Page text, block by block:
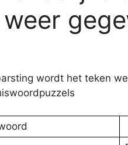
wordt het teken